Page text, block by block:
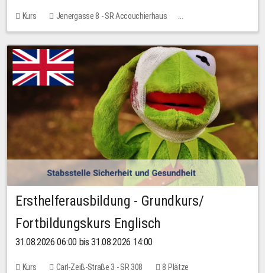
Kurs
Jenergasse 8 - SR Accouchierhaus
Keine freien Plätze
Ersthelferausbildung - Grundkurs/
Fortbildungskurs Englisch
31.08.2026 06:00 bis 31.08.2026 14:00
Kurs Carl-Zeiß-Straße 3 - SR 308 8 Plätze